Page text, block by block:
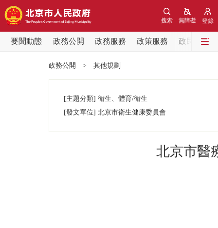
登錄
無障礙
搜索
要聞動態 政務公開 政務服務 政策服務
政民互動
黨中央精神
北京要聞
政務公開 > 其他規劃
[主題分類] 衛生、體育/衛生
[發文單位] 北京市衛生健康委員會
北京市醫